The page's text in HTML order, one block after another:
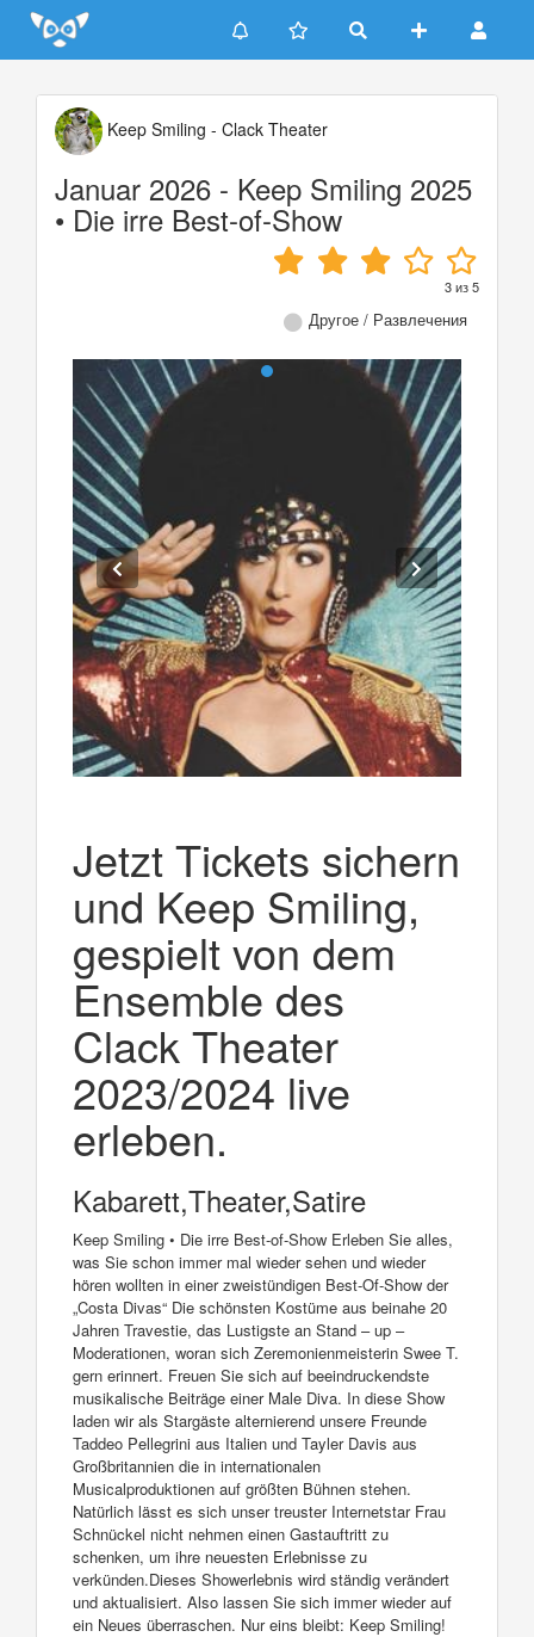
Update cookies preferences
Keep Smiling - Clack Theater
Januar 2026 - Keep Smiling 2025
• Die irre Best-of-Show
3из5
Другое / Развлечения
Jetzt Tickets sichern
und Keep Smiling,
gespielt von dem
Ensemble des
Clack Theater
2023/2024 live
erleben.
Kabarett,Theater,Satire
Keep Smiling • Die irre Best-of-Show Erleben Sie alles,
was Sie schon immer mal wieder sehen und wieder
hören wollten in einer zweistündigen Best-Of-Show der
„Costa Divas“ Die schönsten Kostüme aus beinahe 20
Jahren Travestie, das Lustigste an Stand – up –
Moderationen, woran sich Zeremonienmeisterin Swee T.
gern erinnert. Freuen Sie sich auf beeindruckendste
musikalische Beiträge einer Male Diva. In diese Show
laden wir als Stargäste alternierend unsere Freunde
Taddeo Pellegrini aus Italien und Tayler Davis aus
Großbritannien die in internationalen
Musicalproduktionen auf größten Bühnen stehen.
Natürlich lässt es sich unser treuster Internetstar Frau
Schnückel nicht nehmen einen Gastauftritt zu
schenken, um ihre neuesten Erlebnisse zu
verkünden.Dieses Showerlebnis wird ständig verändert
und aktualisiert. Also lassen Sie sich immer wieder auf
ein Neues überraschen. Nur eins bleibt: Keep Smiling!